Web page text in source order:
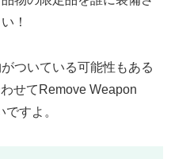
！
ついている可能性もある
せてRemove Weapon
すよ。